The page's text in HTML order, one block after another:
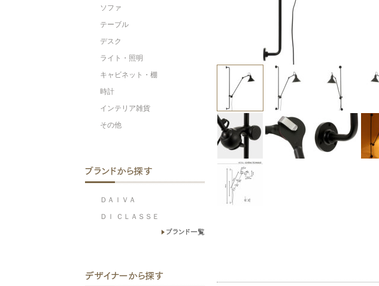
ソファ
テーブル
デスク
ライト・照明
キャビネット・棚
時計
インテリア雑貨
その他
ＤＡＩＶＡ
ＤＩ ＣＬＡＳＳＥ